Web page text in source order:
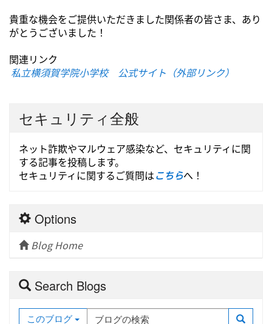
貴重な機会をご提供いただきました関係者の皆さま、あり
がとうございました！
関連リンク
私立横須賀学院小学校 公式サイト（外部リンク）
セキュリティ全般
ネット詐欺やマルウェア感染など、セキュリティに関
する記事を投稿します。
セキュリティに関するご質問はこちらへ！
Options
Blog Home
Search Blogs
このブログ